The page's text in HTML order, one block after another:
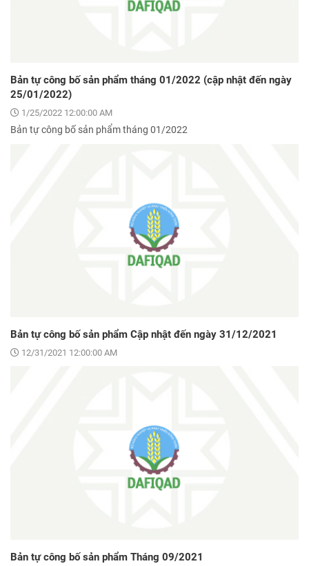
Bản tự công bố sản phẩm tháng 01/2022 (cập nhật đến ngày
25/01/2022)
1/25/2022 12:00:00 AM
Bản tự công bố sản phẩm tháng 01/2022
Bản tự công bố sản phẩm Cập nhật đến ngày 31/12/2021
12/31/2021 12:00:00 AM
Bản tự công bố sản phẩm Tháng 09/2021